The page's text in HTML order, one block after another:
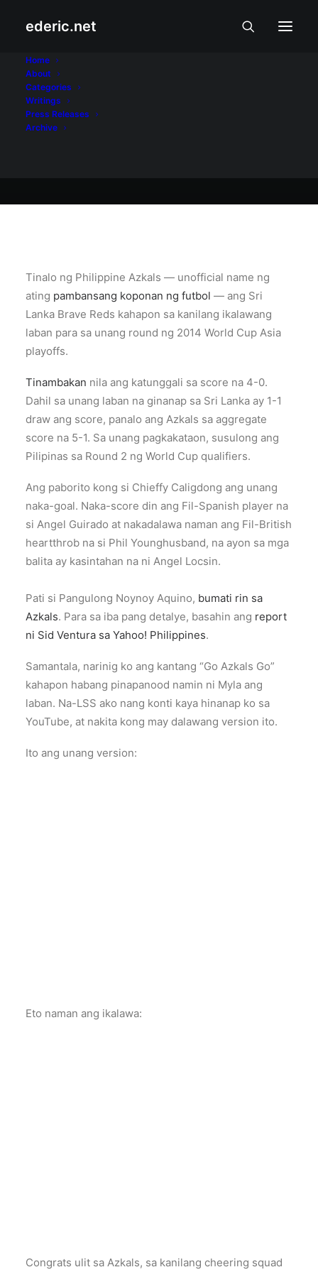
ederic.net
Home
About
Categories
Writings
Press Releases
Archive
Go, Azkals, Go!
Tinalo ng Philippine Azkals — unofficial name ng
ating pambansang koponan ng futbol — ang Sri
Lanka Brave Reds kahapon sa kanilang ikalawang
laban para sa unang round ng 2014 World Cup Asia
playoffs.
Tinambakan nila ang katunggali sa score na 4-0.
Dahil sa unang laban na ginanap sa Sri Lanka ay 1-1
draw ang score, panalo ang Azkals sa aggregate
score na 5-1. Sa unang pagkakataon, susulong ang
Pilipinas sa Round 2 ng World Cup qualifiers.
Ang paborito kong si Chieffy Caligdong ang unang
naka-goal. Naka-score din ang Fil-Spanish player na
si Angel Guirado at nakadalawa naman ang Fil-British
heartthrob na si Phil Younghusband, na ayon sa mga
balita ay kasintahan na ni Angel Locsin.
Pati si Pangulong Noynoy Aquino, bumati rin sa
Azkals. Para sa iba pang detalye, basahin ang report
ni Sid Ventura sa Yahoo! Philippines.
Samantala, narinig ko ang kantang “Go Azkals Go”
kahapon habang pinapanood namin ni Myla ang
laban. Na-LSS ako nang konti kaya hinanap ko sa
YouTube, at nakita kong may dalawang version ito.
Ito ang unang version:
Eto naman ang ikalawa:
Congrats ulit sa Azkals, sa kanilang cheering squad